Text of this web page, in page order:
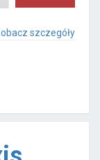
szczegóły